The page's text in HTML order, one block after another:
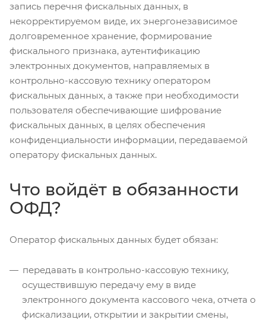
запись перечня фискальных данных, в
некорректируемом виде, их энергонезависимое
долговременное хранение, формирование
фискального признака, аутентификацию
электронных документов, направляемых в
контрольно-кассовую технику оператором
фискальных данных, а также при необходимости
пользователя обеспечивающие шифрование
фискальных данных, в целях обеспечения
конфиденциальности информации, передаваемой
оператору фискальных данных.
Что войдёт в обязанности
ОФД?
Оператор фискальных данных будет обязан:
передавать в контрольно-кассовую технику,
осуществившую передачу ему в виде
электронного документа кассового чека, отчета о
фискализации, открытии и закрытии смены,